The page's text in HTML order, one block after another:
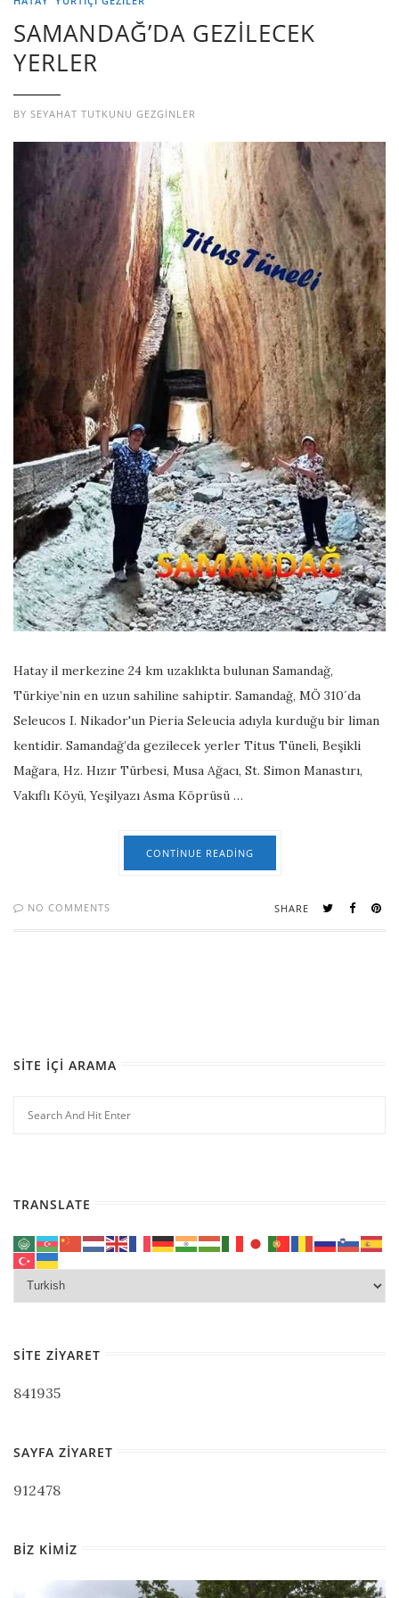
SAMANDAĞ’DA GEZİLECEK
YERLER
BY SEYAHAT TUTKUNU GEZGINLER
Hatay il merkezine 24 km uzaklıkta bulunan Samandağ,
Türkiye’nin en uzun sahiline sahiptir. Samandağ, MÖ 310´da
Seleucos I. Nikador'un Pieria Seleucia adıyla kurduğu bir liman
kentidir. Samandağ’da gezilecek yerler Titus Tüneli, Beşikli
Mağara, Hz. Hızır Türbesi, Musa Ağacı, St. Simon Manastırı,
Vakıflı Köyü, Yeşilyazı Asma Köprüsü …
CONTINUE READING
NO COMMENTS SHARE
SITE İÇI ARAMA
TRANSLATE
SITE ZIYARET
841935
SAYFA ZIYARET
912478
BIZ KIMIZ